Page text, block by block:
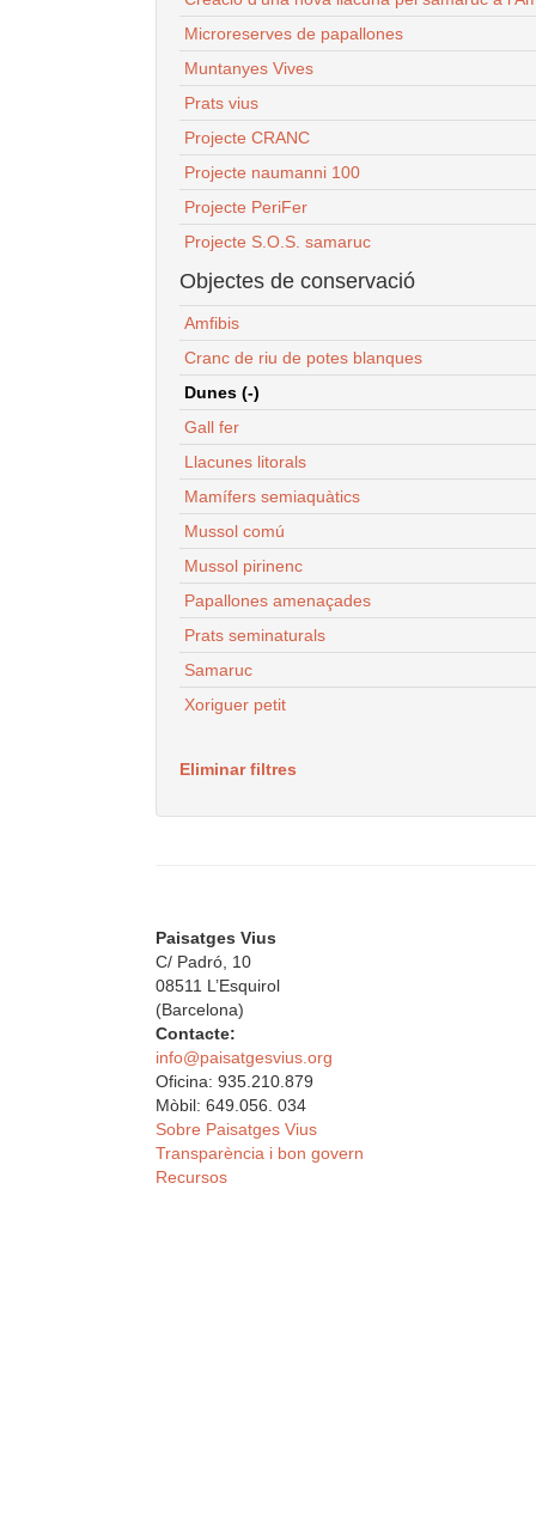
Microreserves de papallones
Muntanyes Vives
Prats vius
Projecte CRANC
Projecte naumanni 100
Projecte PeriFer
Projecte S.O.S. samaruc
Objectes de conservació
Amfibis
Cranc de riu de potes blanques
Dunes (-)
Gall fer
Llacunes litorals
Mamífers semiaquàtics
Mussol comú
Mussol pirinenc
Papallones amenaçades
Prats seminaturals
Samaruc
Xoriguer petit
Eliminar filtres
Paisatges Vius
C/ Padró, 10
08511 L’Esquirol
(Barcelona)
Contacte:
info@paisatgesvius.org
Oficina: 935.210.879
Mòbil: 649.056. 034
Sobre Paisatges Vius
Transparència i bon govern
Recursos